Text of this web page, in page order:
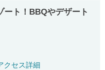
ート！BBQやデザート
価
クセス詳細